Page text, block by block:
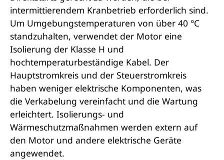
intermittierendem Kranbetrieb erforderlich sind.
Um Umgebungstemperaturen von über 40 °C
standzuhalten, verwendet der Motor eine
Isolierung der Klasse H und
hochtemperaturbeständige Kabel. Der
Hauptstromkreis und der Steuerstromkreis
haben weniger elektrische Komponenten, was
die Verkabelung vereinfacht und die Wartung
erleichtert. Isolierungs- und
Wärmeschutzmaßnahmen werden extern auf
den Motor und andere elektrische Geräte
angewendet.